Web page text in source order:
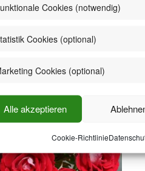
Cookies (notwendig)
Cookies (optional)
Cookies (optional)
Alle akzeptieren
Cookie-Richtlinie